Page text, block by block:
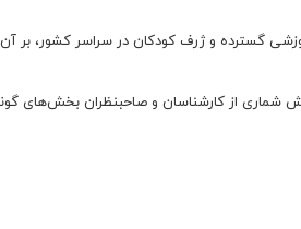
نیازهای آموزشی گسترده و ژرف کودکان در سراسر کشور،
شماری از کارشناسان و صاحبنظران بخش‌های